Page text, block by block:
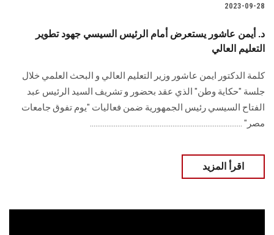
2023-09-28
د. أيمن عاشور يستعرض أمام الرئيس السيسي جهود تطوير
التعليم العالي
كلمة الدكتور ايمن عاشور وزير التعليم العالي و البحث العلمي خلال
جلسة "حكاية وطن" الذي عقد بحضور و تشريف السيد الرئيس عبد
الفتاح السيسي رئيس الجمهورية ضمن فعاليات "يوم تفوق جامعات
مصر" ...................................................................................
اقرأ المزيد